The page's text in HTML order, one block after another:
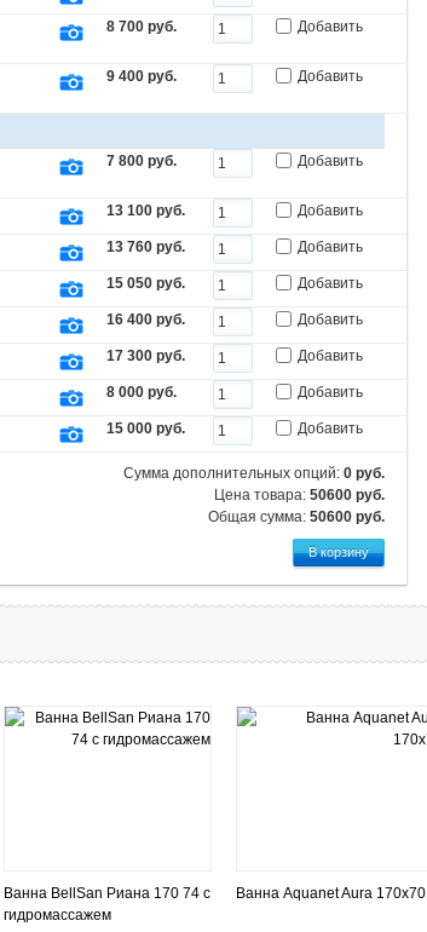
8 700 руб. Добавить
9 400 руб. Добавить
7 800 руб. Добавить
13 100 руб. Добавить
13 760 руб. Добавить
15 050 руб. Добавить
16 400 руб. Добавить
17 300 руб. Добавить
8 000 руб. Добавить
15 000 руб. Добавить
Сумма дополнительных опций: 0 руб.
Цена товара: 50600 руб.
Общая сумма: 50600 руб.
Ванна BellSan Риана 170 74 с
гидромассажем
Ванна Aquanet Aura 170x70